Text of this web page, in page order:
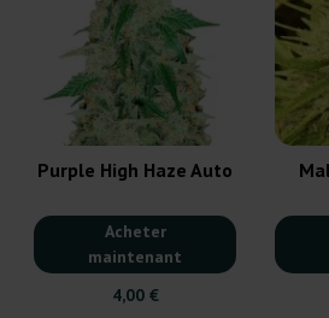
Purple High Haze Auto
Acheter
maintenant
4,00 €